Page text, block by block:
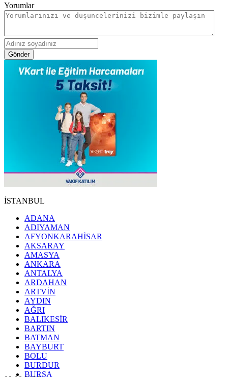
Yorumlar
Gönder
İSTANBUL
ADANA
ADIYAMAN
AFYONKARAHİSAR
AKSARAY
AMASYA
ANKARA
ANTALYA
ARDAHAN
ARTVİN
AYDIN
AĞRI
BALIKESİR
BARTIN
BATMAN
BAYBURT
BOLU
BURDUR
BURSA